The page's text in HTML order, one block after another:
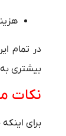
در تمام
بیشتری
نکات
برای